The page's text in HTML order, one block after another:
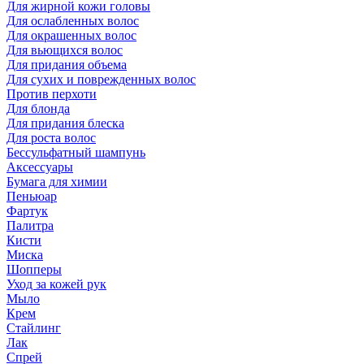
Для жирной кожи головы
Для ослабленных волос
Для окрашенных волос
Для вьющихся волос
Для придания объема
Для сухих и поврежденных волос
Против перхоти
Для блонда
Для придания блеска
Для роста волос
Бессульфатный шампунь
Аксессуары
Бумага для химии
Пеньюар
Фартук
Палитра
Кисти
Миска
Шопперы
Уход за кожей рук
Мыло
Крем
Стайлинг
Лак
Спрей